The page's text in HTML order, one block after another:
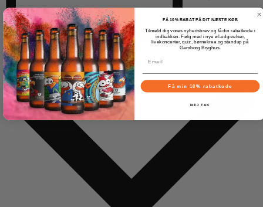
Tilføj til kalender
FÅ 10% RABAT PÅ DIT NÆSTE KØB
Tilmeld dig vores nyhedsbrev og få din rabatkode i
indbakken. Følg med i nye øl-udgivelser,
livekoncerter, quiz, børnekrea og standup på
Gamborg Bryghus.
Få min 10% rabatkode
NEJ TAK